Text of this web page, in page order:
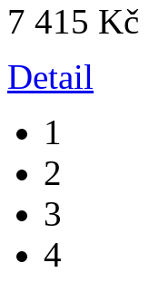
7 415 Kč
Detail
1
2
3
4